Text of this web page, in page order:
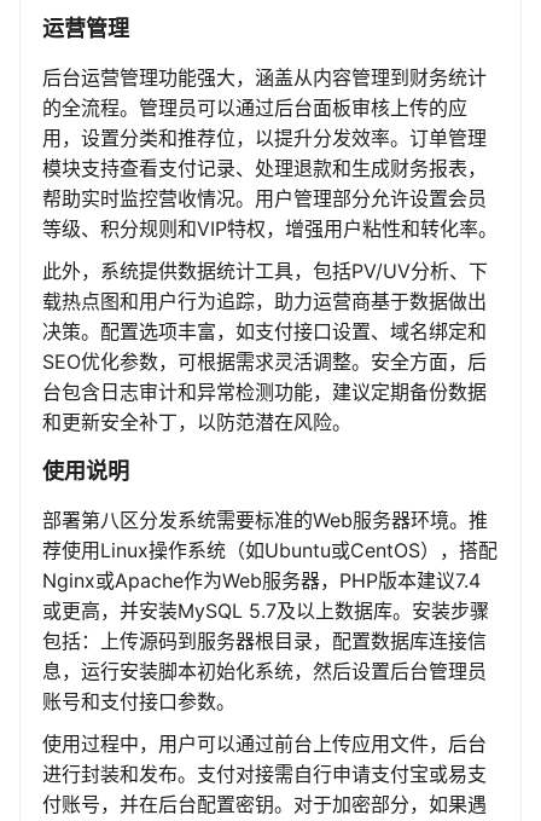
运营管理
后台运营管理功能强大，涵盖从内容管理到财务统计
的全流程。管理员可以通过后台面板审核上传的应
用，设置分类和推荐位，以提升分发效率。订单管理
模块支持查看支付记录、处理退款和生成财务报表，
帮助实时监控营收情况。用户管理部分允许设置会员
等级、积分规则和VIP特权，增强用户粘性和转化率。
此外，系统提供数据统计工具，包括PV/UV分析、下
载热点图和用户行为追踪，助力运营商基于数据做出
决策。配置选项丰富，如支付接口设置、域名绑定和
SEO优化参数，可根据需求灵活调整。安全方面，后
台包含日志审计和异常检测功能，建议定期备份数据
和更新安全补丁，以防范潜在风险。
使用说明
部署第八区分发系统需要标准的Web服务器环境。推
荐使用Linux操作系统（如Ubuntu或CentOS），搭配
Nginx或Apache作为Web服务器，PHP版本建议7.4
或更高，并安装MySQL 5.7及以上数据库。安装步骤
包括：上传源码到服务器根目录，配置数据库连接信
息，运行安装脚本初始化系统，然后设置后台管理员
账号和支付接口参数。
使用过程中，用户可以通过前台上传应用文件，后台
进行封装和发布。支付对接需自行申请支付宝或易支
付账号，并在后台配置密钥。对于加密部分，如果遇